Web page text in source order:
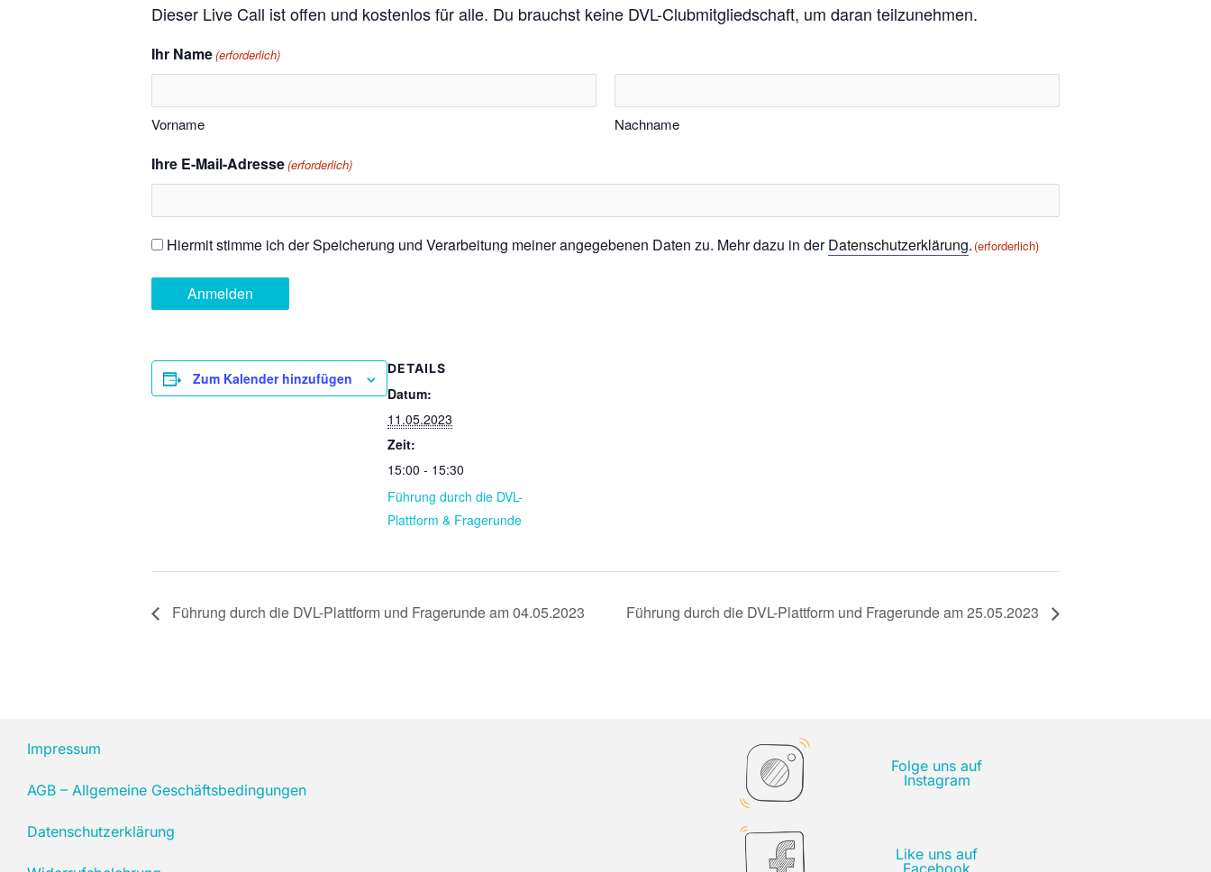
Dieser Live Call ist offen und kostenlos für alle. Du brauchst keine DVL-Clubmitgliedschaft, um daran teilzunehmen.
Ihr Name(erforderlich)
Vorname Nachname
Ihre E-Mail-Adresse(erforderlich)
Einwilligung
Hiermit stimme ich der Speicherung und Verarbeitung meiner angegebenen Daten zu. Mehr dazu in derDatenschutzerklärung. (erforderlich)
Zum Kalender hinzufügen
DETAILS
Datum:
11.05.2023
Zeit:
15:00 - 15:30
Führung durch die DVL-
Plattform & Fragerunde
Führung durch die DVL-Plattform und Fragerunde am 04.05.2023 Führung durch die DVL-Plattform und Fragerunde am 25.05.2023
Impressum
AGB – Allgemeine Geschäftsbedingungen
Datenschutzerklärung
Folge uns auf
Instagram
Like uns auf